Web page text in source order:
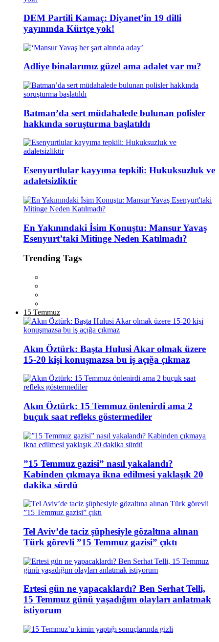
DEM Partili Kamaç: Diyanet’in 19 dilli
yayınında Kürtçe yok!
Adliye binalarımız güzel ama adalet var mı?
Batman’da sert müdahalede bulunan polisler
hakkında soruşturma başlatıldı
Esenyurtlular kayyıma tepkili: Hukuksuzluk ve
adaletsizliktir
En Yakınındaki İsim Konuştu: Mansur Yavaş
Esenyurt’taki Mitinge Neden Katılmadı?
Trending Tags
15 Temmuz
Akın Öztürk: Başta Hulusi Akar olmak üzere
15-20 kişi konuşmazsa bu iş açığa çıkmaz
Akın Öztürk: 15 Temmuz önlenirdi ama 2
buçuk saat refleks göstermediler
”15 Temmuz gazisi” nasıl yakalandı?
Kabinden çıkmaya ikna edilmesi yaklaşık 20
dakika sürdü
Tel Aviv’de taciz şüphesiyle gözaltına alınan
Türk görevli ”15 Temmuz gazisi” çıktı
Ertesi gün ne yapacaklardı? Ben Serhat Telli,
15 Temmuz günü yaşadığım olayları anlatmak
istiyorum